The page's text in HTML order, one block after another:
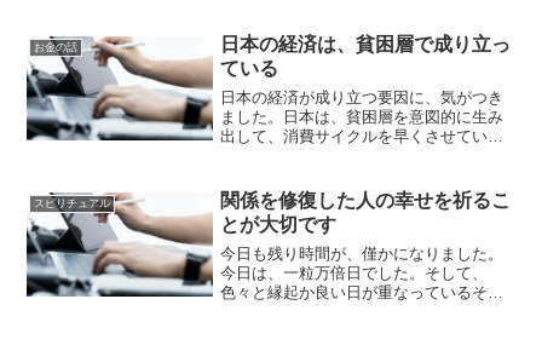
の記事では主婦の方にも分かりやすく、3
つの縁起の良い日...
お金の話
日本の経済は、貧困層で成り立っ
ている
日本の経済が成り立つ要因に、気がつき
ました。日本は、貧困層を意図的に生み
出して、消費サイクルを早くさせている
いる人もいます。私は、週払いでは、お
金を貯める事が難しいと昔...
スピリチュアル
関係を修復した人の幸せを祈るこ
とが大切です
今日も残り時間が、僅かになりました。
今日は、一粒万倍日でした。そして、
色々と縁起か良い日が重なっているそう